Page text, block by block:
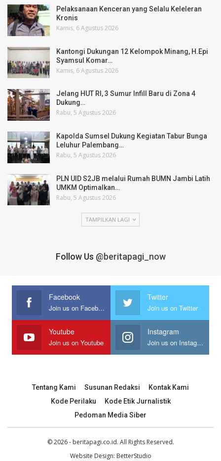
Pelaksanaan Kenceran yang Selalu Keleleran
Kronis
Kamis, 6 Agustus 2026
Kantongi Dukungan 12 Kelompok Minang, H.Epi
Syamsul Komar…
Kamis, 6 Agustus 2026
Jelang HUT RI, 3 Sumur Infill Baru di Zona 4
Dukung…
Rabu, 5 Agustus 2026
Kapolda Sumsel Dukung Kegiatan Tabur Bunga
Leluhur Palembang…
Rabu, 5 Agustus 2026
PLN UID S2JB melalui Rumah BUMN Jambi Latih
UMKM Optimalkan…
Rabu, 5 Agustus 2026
TAMPILKAN LAGI
Follow Us @beritapagi_now
Facebook
Join us on Facebook
Twitter
Join us on Twitter
Youtube
Join us on Youtube
Instagram
Join us on Instagram
Tentang Kami Susunan Redaksi
Kontak Kami
Kode Perilaku
Kode Etik Jurnalistik
Pedoman Media Siber
© 2026 - beritapagi.co.id. All Rights Reserved.
Website Design: BetterStudio